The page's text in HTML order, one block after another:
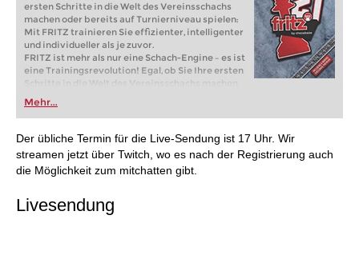
ersten Schritte in die Welt des Vereinsschachs
machen oder bereits auf Turnierniveau spielen:
Mit FRITZ trainieren Sie effizienter, intelligenter
und individueller als je zuvor.
FRITZ ist mehr als nur eine Schach-Engine – es ist
eine Trainingsrevolution! Egal, ob Sie Ihre ersten
Schritte in die Welt des Vereinsschachs machen
oder bereits auf Turnierniveau spielen: Mit
FRITZ trainieren Sie effizienter, intelligenter und
individueller als je zuvor.
Mehr...
Der übliche Termin für die Live-Sendung ist 17 Uhr. Wir
streamen jetzt über Twitch, wo es nach der Registrierung auch
die Möglichkeit zum mitchatten gibt.
Livesendung